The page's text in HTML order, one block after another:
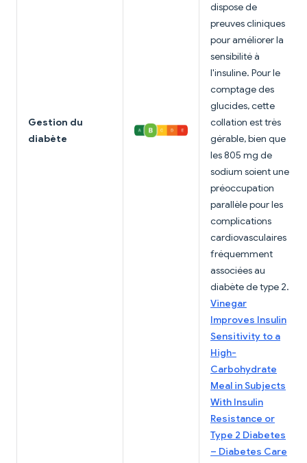
Gestion du
diabète
dispose de
preuves cliniques
pour améliorer la
sensibilité à
l'insuline. Pour le
comptage des
glucides, cette
collation est très
gérable, bien que
les 805 mg de
sodium soient une
préoccupation
parallèle pour les
complications
cardiovasculaires
fréquemment
associées au
diabète de type 2.
Vinegar
Improves Insulin
Sensitivity to a
High-
Carbohydrate
Meal in Subjects
With Insulin
Resistance or
Type 2 Diabetes
– Diabetes Care